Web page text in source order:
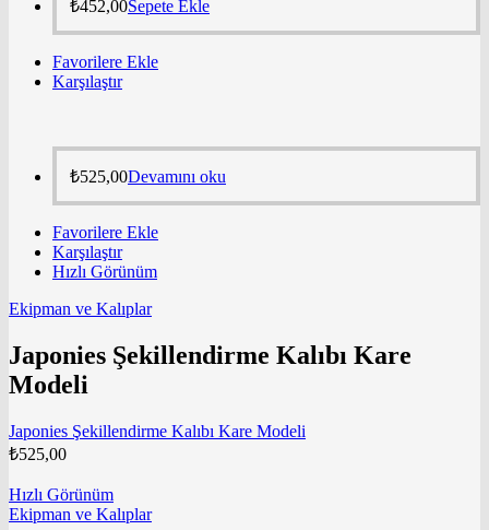
₺452,00Sepete Ekle
Favorilere Ekle
Karşılaştır
₺525,00Devamını oku
Favorilere Ekle
Karşılaştır
Hızlı Görünüm
Ekipman ve Kalıplar
Japonies Şekillendirme Kalıbı Kare
Modeli
Japonies Şekillendirme Kalıbı Kare Modeli
₺525,00
Hızlı Görünüm
Ekipman ve Kalıplar